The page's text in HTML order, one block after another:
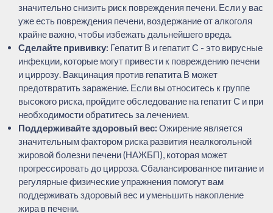
значительно снизить риск повреждения печени. Если у вас
уже есть повреждения печени, воздержание от алкоголя
крайне важно, чтобы избежать дальнейшего вреда.
Сделайте прививку: Гепатит В и гепатит С - это вирусные
инфекции, которые могут привести к повреждению печени
и циррозу. Вакцинация против гепатита В может
предотвратить заражение. Если вы относитесь к группе
высокого риска, пройдите обследование на гепатит С и при
необходимости обратитесь за лечением.
Поддерживайте здоровый вес: Ожирение является
значительным фактором риска развития неалкогольной
жировой болезни печени (НАЖБП), которая может
прогрессировать до цирроза. Сбалансированное питание и
регулярные физические упражнения помогут вам
поддерживать здоровый вес и уменьшить накопление
жира в печени.